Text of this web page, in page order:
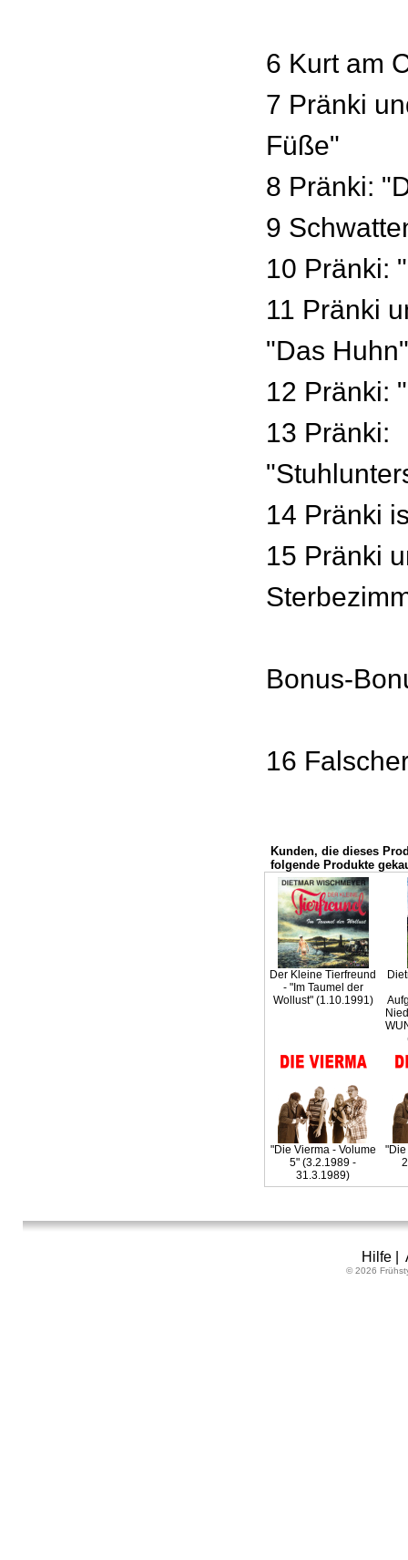
6 Kurt am
7 Pränki
Füße"
8 Pränki:
9
10 Pränki:
11 Pränki
"Das Huhn"
12 Pränki:
13 Pränki:
14 Pränki
15 Pränki
Bonus-
16
Kunden, die dieses
folgende Produkte
Der Kleine Tierfreund
- "Im Taumel der
Wollust" (1.10.1991)
"Die Vierma - Volume
5" (3.2.1989 -
31.3.1989)
"Die
Hilfe|
© 2026